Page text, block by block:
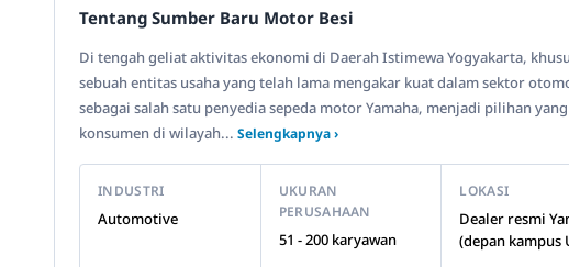
Tentang Sumber Baru Motor Besi
Di tengah geliat aktivitas ekonomi di Daerah Istimewa Yogyakarta,
sebuah entitas usaha yang telah lama mengakar kuat dalam sektor
sebagai salah satu penyedia sepeda motor Yamaha, menjadi pilihan
konsumen di wilayah... Selengkapnya ›
INDUSTRI
Automotive
UKURAN
PERUSAHAAN
51 - 200 karyawan
LOKASI
Dealer resmi
(depan kampus